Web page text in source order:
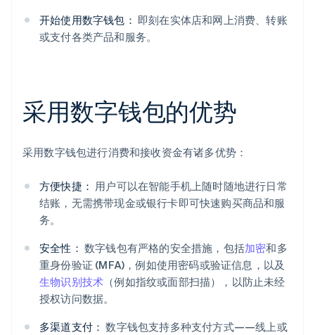
开始使用数字钱包： 即刻在实体店和网上消费、转账
或支付各类产品和服务。
采用数字钱包的优势
采用数字钱包进行消费和接收资金有诸多优势：
方便快捷： 用户可以在智能手机上随时随地进行日常
结账，无需携带现金或银行卡即可快速购买商品和服
务。
安全性： 数字钱包有严格的安全措施，包括加密和多
重身份验证 (MFA)，例如使用密码或验证信息，以及
生物识别技术 （例如指纹或面部扫描），以防止未经
授权访问数据。
多渠道支付： 数字钱包支持多种支付方式——线上或